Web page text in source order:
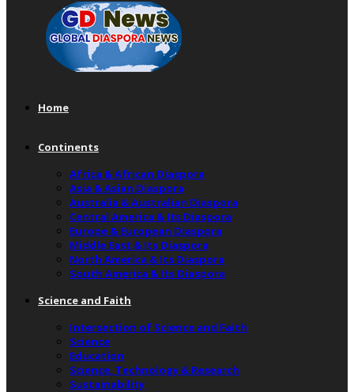
Home
Continents
Africa & African Diaspora
Asia & Asian Diaspora
Australia & Australian Diaspora
Central America & Its Diaspora
Europe & European Diaspora
Middle East & Its Diaspora
North America & Its Diaspora
South America & Its Diaspora
Science and Faith
Intersection of Science and Faith
Science
Education
Science, Technology & Research
Sustainability